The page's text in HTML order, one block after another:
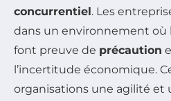
concurrentiel . Les
dans un environnement où
font preuve de précaution
l’incertitude économique.
organisations une agilité et